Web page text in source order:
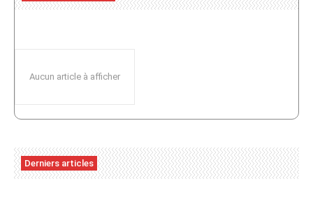
Aucun article à afficher
Derniers articles